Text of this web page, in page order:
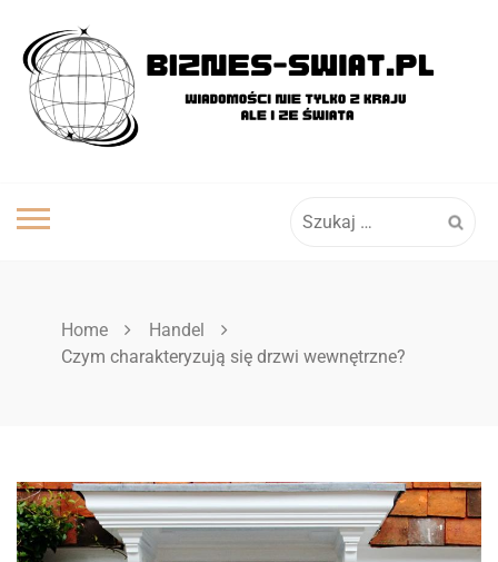
content
Home
Handel
Czym charakteryzują się drzwi wewnętrzne?